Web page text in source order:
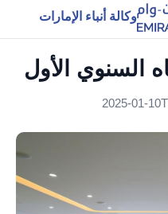
وكالة أنباء الإمارات
السنوي الأول
2025-01-